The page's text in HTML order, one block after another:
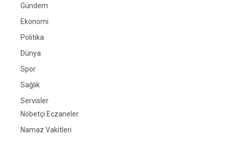
Gündem
Ekonomi
Politika
Dünya
Spor
Sağlık
Servisler
Nöbetçi Eczaneler
Namaz Vakitleri